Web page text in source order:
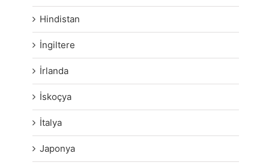
Hindistan
İngiltere
İrlanda
İskoçya
İtalya
Japonya